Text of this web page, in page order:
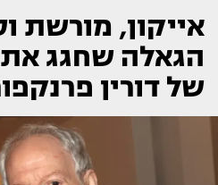
אייקון, מורשת
הגאלה שחגג
של דורין